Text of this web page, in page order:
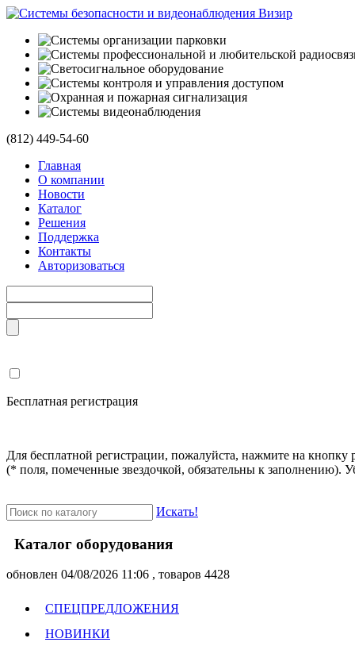
(812) 449-54-60
Главная
О компании
Новости
Каталог
Решения
Поддержка
Контакты
Авторизоваться
Бесплатная регистрация
Для бесплатной регистрации, пожалуйста, нажмите на
(* поля, помеченные звездочкой, обязательны к заполнению).
Искать!
Каталог оборудования
oбновлен 04/08/2026 11:06 , товаров 4428
СПЕЦПРЕДЛОЖЕНИЯ
НОВИНКИ